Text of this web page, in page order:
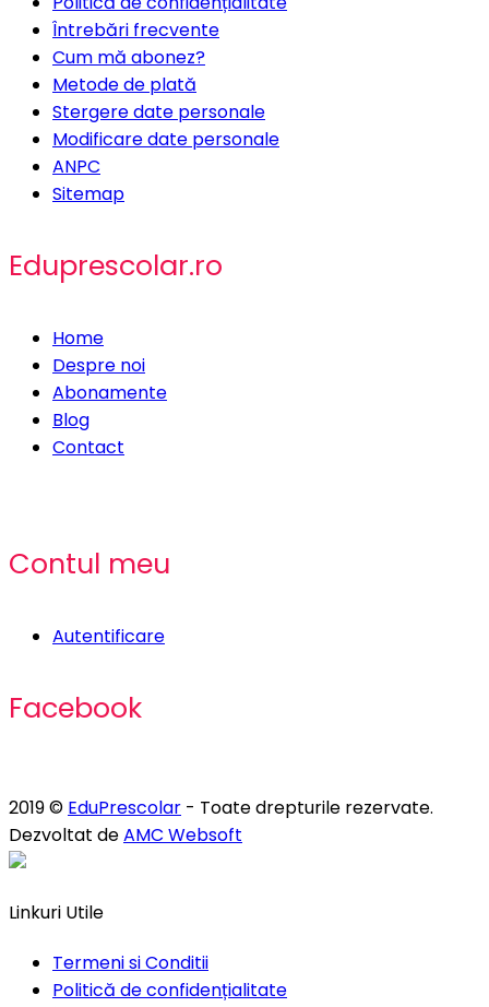
Întrebări frecvente
Cum mă abonez?
Metode de plată
Stergere date personale
Modificare date personale
ANPC
Sitemap
Eduprescolar.ro
Home
Despre noi
Abonamente
Blog
Contact
Contul meu
Autentificare
Facebook
2019 © EduPrescolar - Toate drepturile rezervate.
Dezvoltat deAMC Websoft
Linkuri Utile
Termeni si Conditii
Politică de confidențialitate